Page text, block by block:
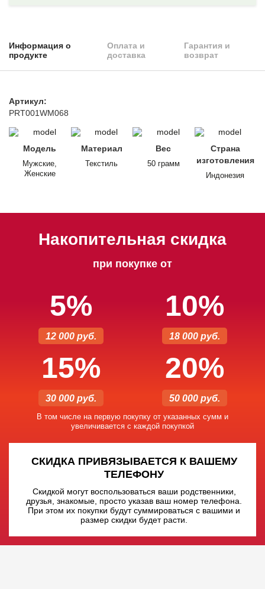
Информация о
продукте
Оплата и
доставка
Гарантия и
возврат
Артикул:
PRT001WM068
Модель
Мужские,
Женские
Материал
Текстиль
Вес
50 грамм
Страна
изготовления
Индонезия
Накопительная скидка
при покупке от
5%
12 000 руб.
10%
18 000 руб.
15%
30 000 руб.
20%
50 000 руб.
В том числе на первую покупку от указанных сумм и
увеличивается с каждой покупкой
СКИДКА ПРИВЯЗЫВАЕТСЯ К ВАШЕМУ
ТЕЛЕФОНУ
Скидкой могут воспользоваться ваши родственники,
друзья, знакомые, просто указав ваш номер телефона.
При этом их покупки будут суммироваться с вашими и
размер скидки будет расти.